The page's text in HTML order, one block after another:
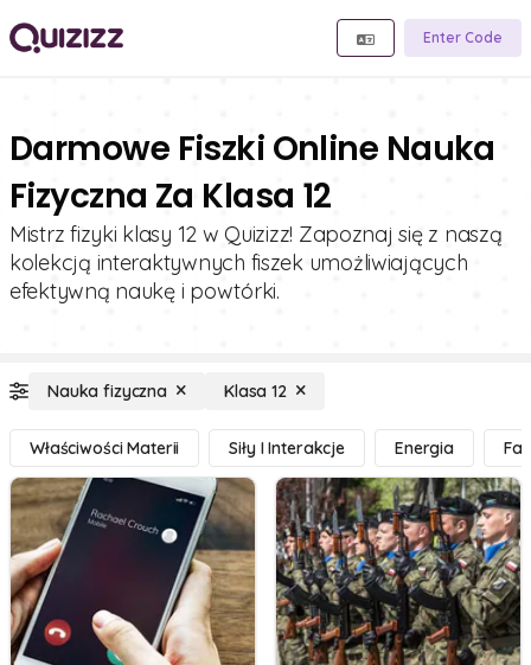
Enter Code
Darmowe Fiszki Online Nauka
Fizyczna Za Klasa 12
Mistrz fizyki klasy 12 w Quizizz! Zapoznaj się z naszą
kolekcją interaktywnych fiszek umożliwiających
efektywną naukę i powtórki.
Nauka fizyczna Klasa 12
Właściwości Materii Siły I Interakcje Energia